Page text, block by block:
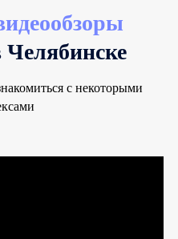
Челябинске
с некоторыми